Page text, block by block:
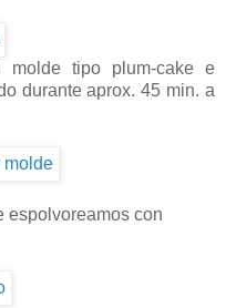
molde tipo plum-cake e
durante aprox. 45 min. a
espolvoreamos con